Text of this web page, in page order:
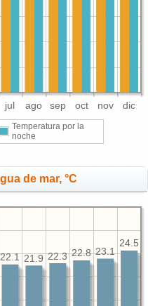
jul ago sep oct nov dic
Temperatura por la
noche
de mar, °C
24.5
23.1
22.8
22.3
21.9
22.1